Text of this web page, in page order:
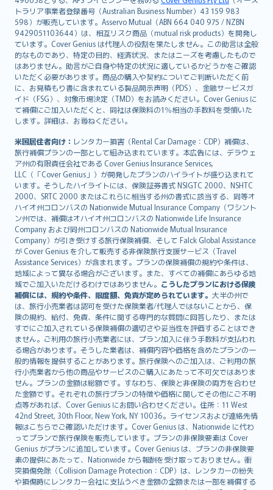
トラリア事業者登録番号（Australian Business Number）43 159 983
598）が販売しています。Asservo Mutual（ABN 664 040 975 / NZBN
9429051103644）は、相互リスク商品（mutual risk products）を開発し
ています。Cover Genius は代理人の役割を果たしません。この助言は全般
的なものであり、特定の目的、経済状況、またはニーズを考慮したもので
はありません。助言がご自身や特定の状況に適しているかどうかをご確認
いただく必要があります。商品の購入や契約についてご判断いただく前
に、お見積もり書に含まれている製品開示声明（PDS）、金融サービスガ
イド（FSG）、対象市場決定（TMD）をお読みください。Cover Genius に
て補償にご加入いただくと、同社は保険料の1％相当の手数料を受領いた
します。詳細は、お尋ねください。
米国居住者向け： レンタカー損害（Rental Car Damage：CDP）補償は、
旅行補償プランの一部として組み込まれています。本広告には、デラウェ
ア州の有限責任会社である Cover Genius Insurance Services,
LLC（「Cover Genius」）が開発したプランのハイライトが盛り込まれて
います。そうしたハイライトには、保険証券書式 NSIGTC 2000、NSHTC
2000、SRTC 2000 またはこれらに相当する州の書式に該当する、同等オ
ハイオ州コロンバスの Nationwide Mutual Insurance Company（ワシント
ン州では、補償はオハイオ州コロンバスの Nationwide Life Insurance
Company および同州コロンバスの Nationwide Mutual Insurance
Company）が引き受けする旅行保険補償、そして Falck Global Assistance
が Cover Genius を介して販売する非保険旅行支援サービス（Travel
Assistance Services）が含まれます。プランの保険補償の規約や条件は、
地域によって異なる場合がございます。また、すべての補償にあらゆる地
域でご加入いただけるわけではありません。 こうしたプランにおける保険
補償には、規約や条件、限度額、免責が定められています。 大半の州で
は、旅行小売業者は認可を受けた保険業者/代理人ではないことから、保
険の規約、給付、免責、条件に関する専門的な質問に回答したり、または
すでにご加入されている保険補償の適切さや妥当性を評価することはでき
ません。ご利用の旅行小売業者には、プラン加入に伴う手数料が支払われ
る場合があります。そうした業者は、補償内容や価格を含めたプランの一
般的情報を提供することがあります。旅行保険へのご加入は、ご利用の旅
行小売業者から他の商品やサービスのご購入にあたって不可欠ではありま
せん。プランの金額は総額です。すなわち、保険と非保険の両方を合わせ
た金額です。それぞれの旅行プランの特徴や価格に関してその他にご不明
点等があれば、Cover Genius にお問い合わせください。住所：11 West
42nd Street, 30th Floor, New York, NY 10036。ライセンスおよび連絡先情
報はこちらでご確認いただけます。Cover Genius は、Nationwide に代わ
ってプランで旅行保険を販売しています。プランの非保険要素は Cover
Genius がプランに追加しています。Cover Genius は、プランの非保険要
素の提供にあたって、Nationwide から報酬を受け取っておりません。衝
突損傷免除（Collision Damage Protection：CDP）は、レンタカーの紛失
や損傷時にレンタカー会社に支払うべき金額の全額または一部を補償する
한국어
dansk
norsk
suomi
العربيّة
Türkçe
česky
Русский
български
català
Hrvatski
eesti
Ελληνικά
Magyar
Íslenska
Bahasa Indonesia
latviešu
Lietuviškai
Bahasa Melayu
Română
српски
Slovensky
Slovenščina
Українська
Tiếng Việt